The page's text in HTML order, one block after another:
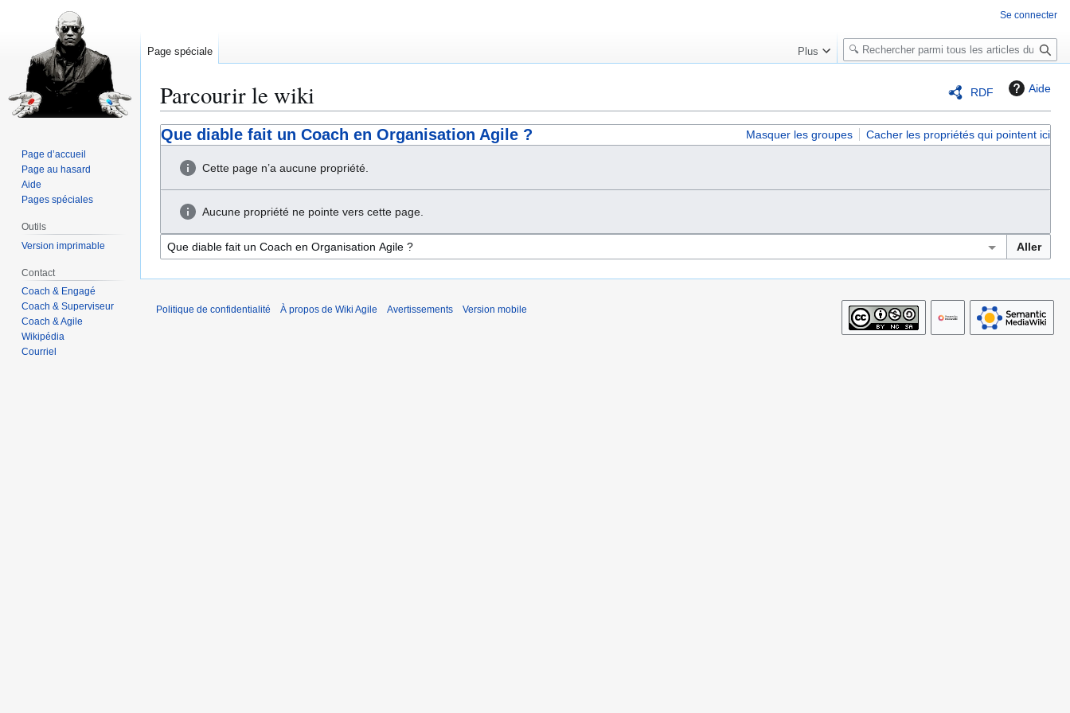
RDF Aide
Parcourir le wiki
Aller
à
Aller
à
Que diable fait un Coach en Organisation Agile ? Masquer les groupes Cacher les propriétés qui pointent ici
Cette page n’a aucune propriété.
Aucune propriété ne pointe vers cette page.
Se connecter
Page spéciale Plus
R
e
e
r
e
Page d’accueil
Page au hasard
Aide
Pages spéciales
Outils
Version imprimable
Contact
Coach & Engagé
Coach & Superviseur
Coach & Agile
Wikipédia
Courriel
Politique de confidentialité À propos de Wiki Agile Avertissements Version mobile